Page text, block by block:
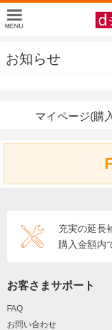
お知らせ
マイページ(購
充実の延長
購入金額内
お客さまサポート
FAQ
お問い合わせ